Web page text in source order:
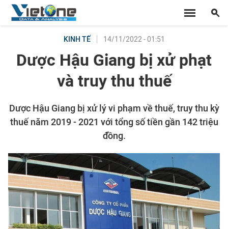
KINH TẾ 14/11/2022 - 01:51
Dược Hậu Giang bị xử phạt
và truy thu thuế
Dược Hậu Giang bị xử lý vi phạm về thuế, truy thu kỳ
thuế năm 2019 - 2021 với tổng số tiền gần 142 triệu
đồng.